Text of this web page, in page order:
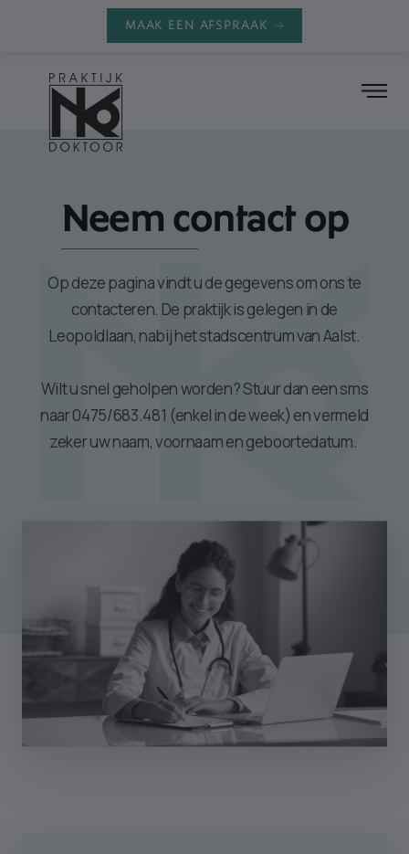
MAAK EEN AFSPRAAK
Neem contact op
Op deze pagina vindt u de gegevens om ons te
contacteren. De praktijk is gelegen in de
Leopoldlaan, nabij het stadscentrum van Aalst.
Wilt u snel geholpen worden? Stuur dan een sms
naar 0475/683.481 (enkel in de week) en vermeld
zeker uw naam, voornaam en geboortedatum.